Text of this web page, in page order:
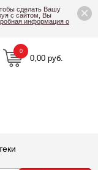
×
сделать Вашу
с сайтом, Вы
информация о
0,00 руб.
0